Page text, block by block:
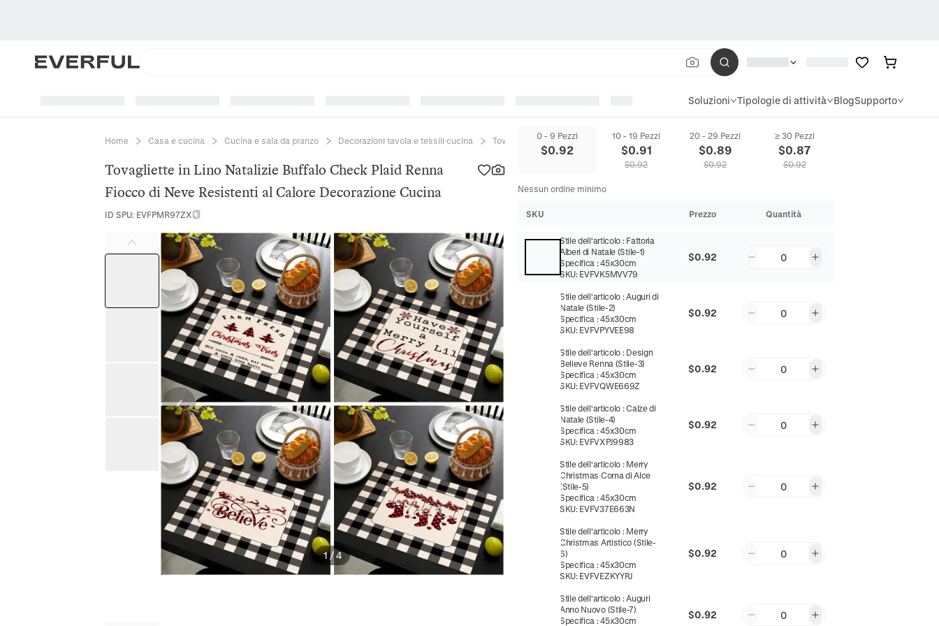
Soluzioni Tipologie di attività BlogSupporto
Home Casa e cucina Cucina e sala da pranzo Decorazioni tavola e tessili cucina Tovagliette all'americana Tovagliette in Lino Natalizie Buffalo Check Plaid Renna Fiocco di Neve Resistenti
Tovagliette in Lino Natalizie Buffalo Check Plaid Renna
Fiocco di Neve Resistenti al Calore Decorazione Cucina
ID SPU: EVFPMR97ZX
1/4
0 - 9 Pezzi
$0.92
10 - 19 Pezzi
$0.91
$0.92
20 - 29 Pezzi
$0.89
$0.92
≥ 30 Pezzi
$0.87
$0.92
Nessun ordine minimo
SKU Prezzo Quantità
Stile dell'articolo : Fattoria
Alberi di Natale (Stile-1)
Specifica :45x30cm
SKU: EVFVK5MVV79
$0.92 0
Stile dell'articolo :Auguri di
Natale (Stile-2)
Specifica :45x30cm
SKU: EVFVPYVEE98
$0.92 0
Stile dell'articolo : Design
Believe Renna (Stile-3)
Specifica :45x30cm
SKU: EVFVQWE669Z
$0.92 0
Stile dell'articolo :Calze di
Natale (Stile-4)
Specifica :45x30cm
SKU: EVFVXPJ9983
$0.92 0
Stile dell'articolo : Merry
Christmas Corna di Alce
(Stile-5)
Specifica :45x30cm
SKU: EVFV37E663N
$0.92 0
Stile dell'articolo : Merry
Christmas Artistico (Stile-
6)
Specifica :45x30cm
SKU: EVFVEZKYYRJ
$0.92 0
Stile dell'articolo :Auguri
Anno Nuovo (Stile-7)
Specifica :45x30cm
$0.92 0